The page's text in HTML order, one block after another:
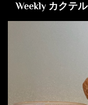
Weekly カクテル